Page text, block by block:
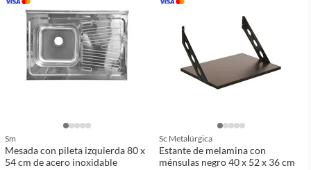
Sm
Mesada con pileta izquierda 80 x
54 cm de acero inoxidable
Sc Metalúrgica
Estante de melamina con
ménsulas negro 40 x 52 x 36 cm